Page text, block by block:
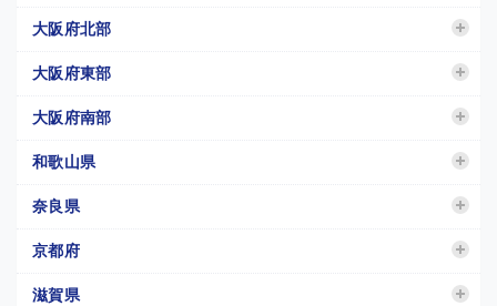
大阪府北部
大阪府東部
大阪府南部
和歌山県
奈良県
京都府
滋賀県